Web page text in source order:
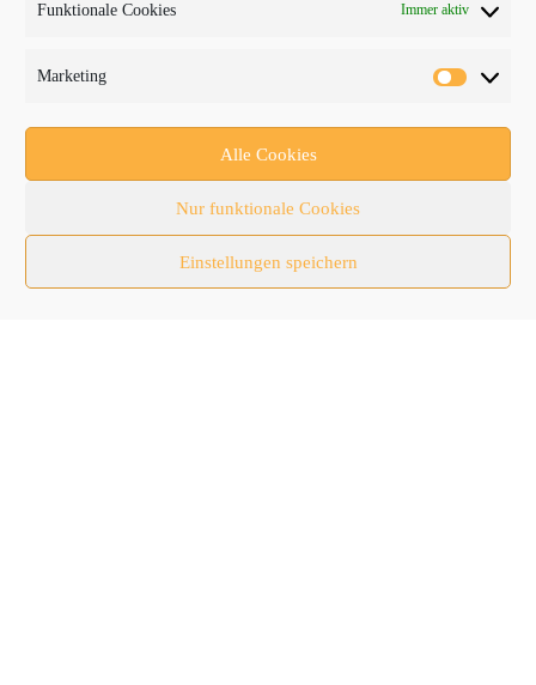
Funktionale Cookies Immer aktiv
Marketing
Alle Cookies
Nur funktionale Cookies
Einstellungen speichern
Fachmessen
Nutzfahrzeuge
RATL 2025 | RecyclingAKTIV & TiefbauLIVE